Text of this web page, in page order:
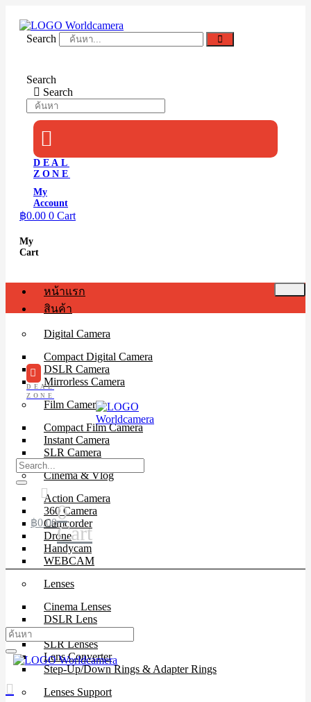
contentSearch
Search
Search
DEAL
ZONE
My
Account
฿0.00 0 Cart
My
Cart
หน้าแรก
สินค้า
Digital Camera
Compact Digital Camera
DSLR Camera
Mirrorless Camera
Film Camera
Compact Film Camera
Instant Camera
SLR Camera
Cinema & Vlog
Action Camera
360 Camera
Camcorder
Drone
Handycam
WEBCAM
Lenses
Cinema Lenses
DSLR Lens
Mirrorless Lens
SLR Lenses
Lens Converter
Step-Up/Down Rings & Adapter Rings
Lenses Support
DEAL
ZONE
฿0.000
Cart